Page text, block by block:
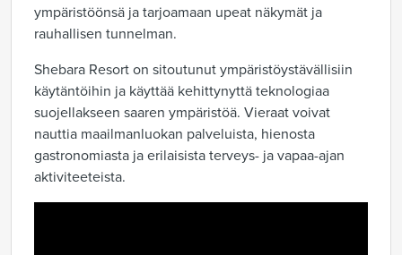
ympäristöönsä ja tarjoamaan upeat näkymät ja
rauhallisen tunnelman.
Shebara Resort on sitoutunut ympäristöystävällisiin
käytäntöihin ja käyttää kehittynyttä teknologiaa
suojellakseen saaren ympäristöä. Vieraat voivat
nauttia maailmanluokan palveluista, hienosta
gastronomiasta ja erilaisista terveys- ja vapaa-ajan
aktiviteeteista.